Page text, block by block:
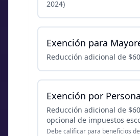
2024)
Exención para
Reducción adicional de
Exención por
Reducción adicional de
opcional de impuestos
Debe calificar para beneficios